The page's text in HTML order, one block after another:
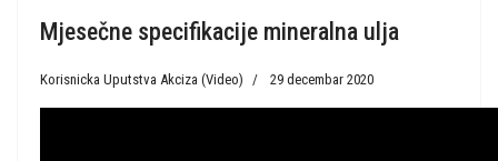
Mjesečne specifikacije mineralna ulja
Korisnicka Uputstva Akciza (Video) 29 decembar 2020